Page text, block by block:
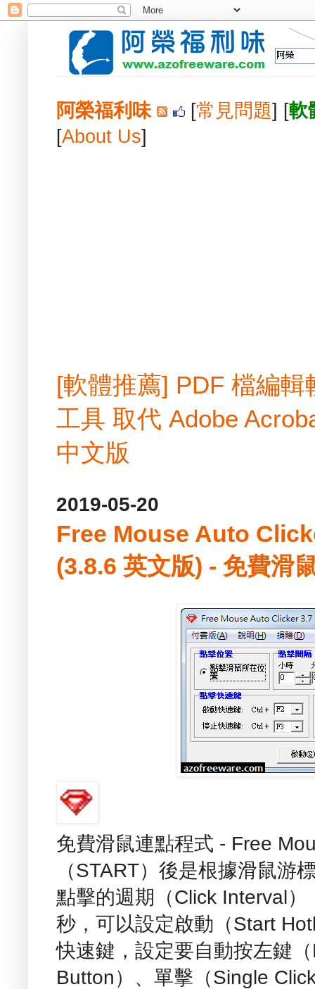
阿榮福利味 [常見問題] [軟
[About Us]
[軟體推薦] PDF 檔編
工具 取代 Adobe
中文版
2019-05-20
Free Mouse Auto
(3.8.6 英文版) - 免費滑
免費滑鼠連點程式 - Free
（START）後是根據滑鼠游
點擊的週期（Click Interval
秒，可以設定啟動（Start
快速鍵，設定要自動按左鍵
Button）、單擊（Single